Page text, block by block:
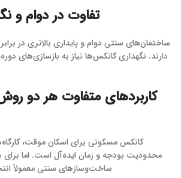
تفاوت در دوام و
ساختمان‌های سنتی دوام و پایداری بالاتری در
دارند. نگهداری کانکس‌ها نیاز به بازسازی‌های
کاربردهای متفاوت هر دو
کانکس مسکونی برای اسکان موقت،
محدودیت بودجه و زمان ایده‌آل است. اما برای
ساخت‌وسازهای سنتی معمولاً